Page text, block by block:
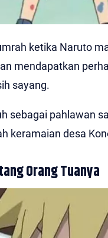
ketika Naruto
mendapatkan
sayang.
sebagai pahlawan
keramaian desa
Orang Tuanya